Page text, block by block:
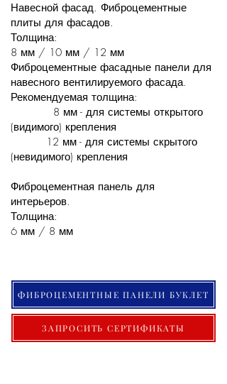
Навесной фасад. Фиброцементные
плиты для фасадов.
Толщина:
8 мм / 10 мм / 12 мм
Фиброцементные фасадные панели для
навесного вентилируемого фасада.
Рекомендуемая толщина:
8 мм - для системы открытого
(видимого) крепления
12 мм - для системы скрытого
(невидимого) крепления
Фиброцементная панель для
интерьеров.
Толщина:
6 мм / 8 мм
ФИБРОЦЕМЕНТНЫЕ ПАНЕЛИ БУКЛЕТ
ЗАПРОСИТЬ СЕРТИФИКАТЫ